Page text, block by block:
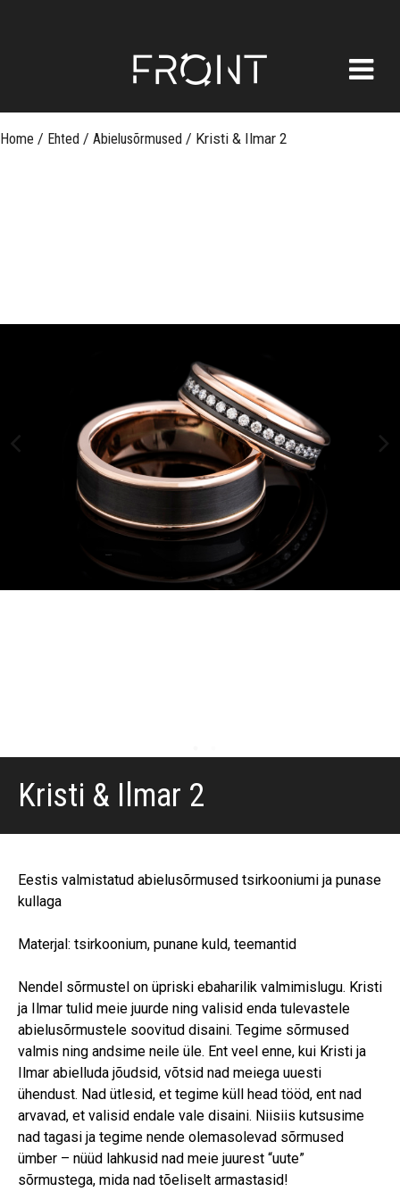
Skip
Home / Ehted / Abielusõrmused / Kristi & Ilmar 2
Kristi & Ilmar 2
Eestis valmistatud abielusõrmused tsirkooniumi ja punase
kullaga
Materjal: tsirkoonium, punane kuld, teemantid
Nendel sõrmustel on üpriski ebaharilik valmimislugu. Kristi
ja Ilmar tulid meie juurde ning valisid enda tulevastele
abielusõrmustele soovitud disaini. Tegime sõrmused
valmis ning andsime neile üle. Ent veel enne, kui Kristi ja
Ilmar abielluda jõudsid, võtsid nad meiega uuesti
ühendust. Nad ütlesid, et tegime küll head tööd, ent nad
arvavad, et valisid endale vale disaini. Niisiis kutsusime
nad tagasi ja tegime nende olemasolevad sõrmused
ümber – nüüd lahkusid nad meie juurest “uute”
sõrmustega, mida nad tõeliselt armastasid!